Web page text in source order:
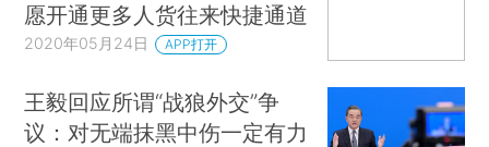
愿开通更多人货往来快捷通道
2020年05月24日 APP打开
王毅回应所谓“战狼外交”争
议：对无端抹黑中伤一定有力